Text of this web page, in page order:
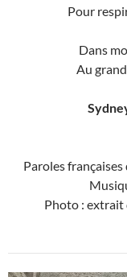
Pour
Dans
Au
Paroles françaises
Photo : extrait